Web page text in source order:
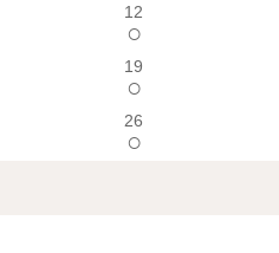
12
○
19
○
26
○